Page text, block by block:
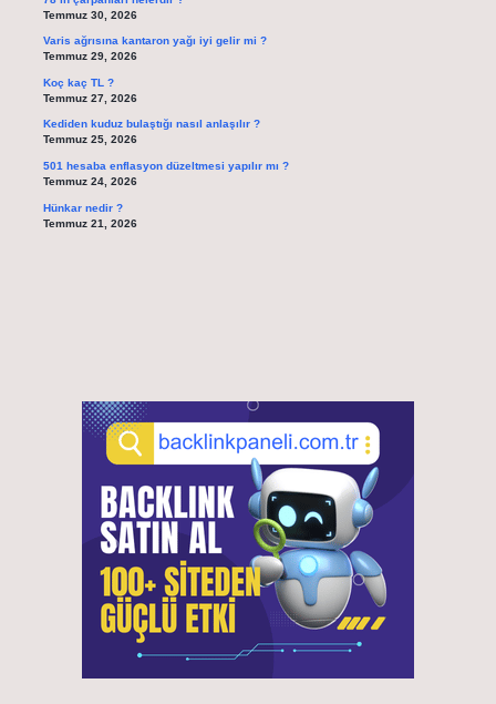
Temmuz 30, 2026
Varis ağrısına kantaron yağı iyi gelir mi ?
Temmuz 29, 2026
Koç kaç TL ?
Temmuz 27, 2026
Kediden kuduz bulaştığı nasıl anlaşılır ?
Temmuz 25, 2026
501 hesaba enflasyon düzeltmesi yapılır mı ?
Temmuz 24, 2026
Hünkar nedir ?
Temmuz 21, 2026